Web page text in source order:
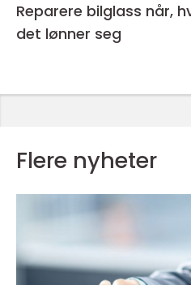
Reparere bilglass når, hvordan og hvorfor
det lønner seg
Flere nyheter